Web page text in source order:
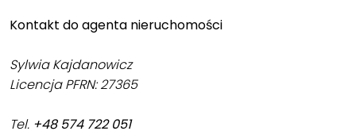
Kontakt do agenta nieruchomości
Sylwia Kajdanowicz
Licencja PFRN: 27365
Tel. +48 574 722 051